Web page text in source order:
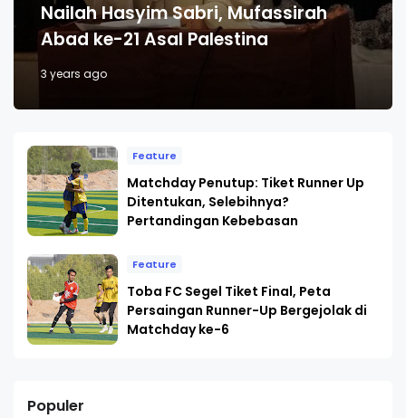
Nailah Hasyim Sabri, Mufassirah
Abad ke-21 Asal Palestina
3 years ago
Feature
Matchday Penutup: Tiket Runner Up
Ditentukan, Selebihnya?
Pertandingan Kebebasan
Feature
Toba FC Segel Tiket Final, Peta
Persaingan Runner-Up Bergejolak di
Matchday ke-6
Populer